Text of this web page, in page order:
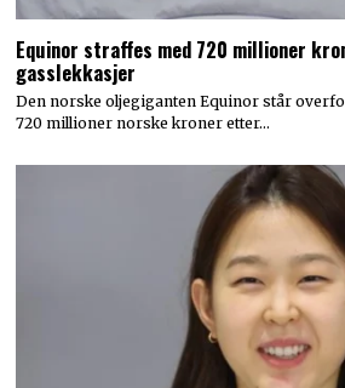
Equinor straffes med 720 millioner
gasslekkasjer
Den norske oljegiganten Equinor står
720 millioner norske kroner etter…